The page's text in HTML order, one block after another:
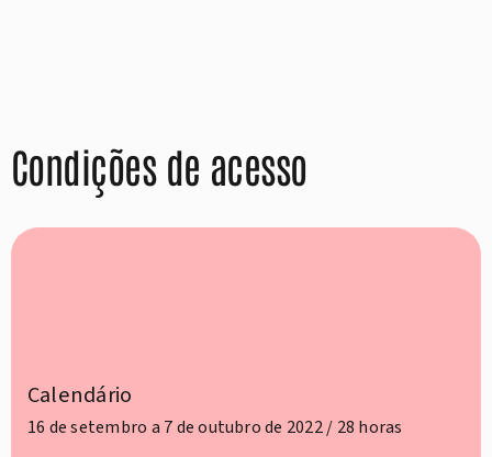
Condições de acesso
Calendário
16 de setembro a 7 de outubro de 2022 / 28 horas